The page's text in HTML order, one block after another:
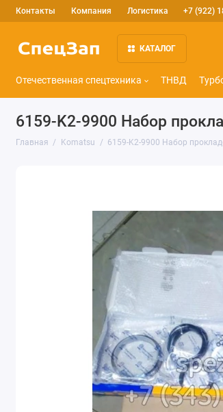
Контакты Компания Логистика +7 (922)
КАТАЛОГ
Отечественная спецтехника ТНВД
6159-K2-9900 Набор
Главная Komatsu 6159-K2-9900 Набор